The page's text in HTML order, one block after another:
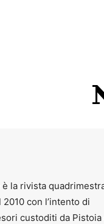
la rivista
con l’intento di
custoditi da Pistoia